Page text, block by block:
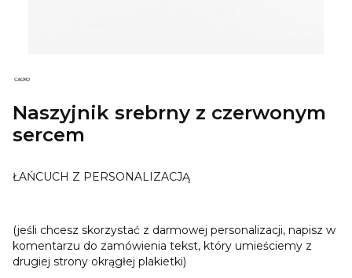
Naszyjnik srebrny z czerwonym
sercem
ŁAŃCUCH Z PERSONALIZACJĄ
(jeśli chcesz skorzystać z darmowej personalizacji, napisz w
komentarzu do zamówienia tekst, który umieściemy z
drugiej strony okrągłej plakietki)